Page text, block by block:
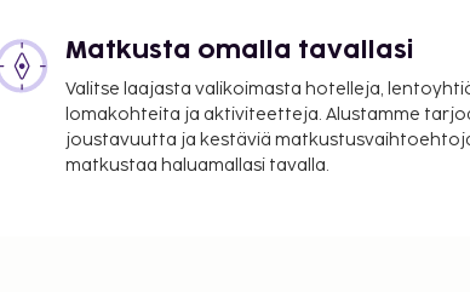
Matkusta omalla tavallasi
Valitse laajasta valikoimasta hotelleja,
lomakohteita ja aktiviteetteja. Alustamme
joustavuutta ja kestäviä
matkustaa haluamallasi tavalla.